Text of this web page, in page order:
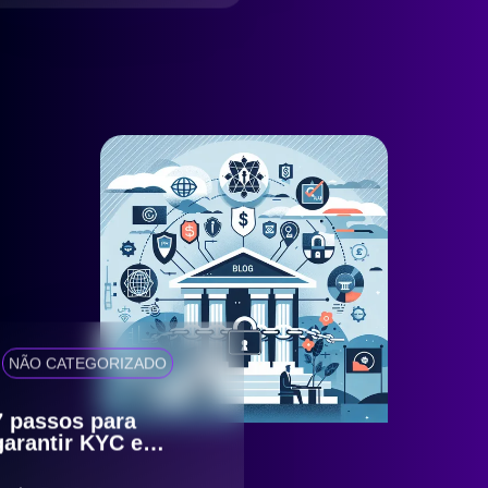
NÃO CATEGORIZADO
passos para
KYC e